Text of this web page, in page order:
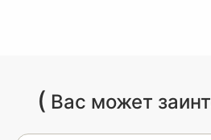
( Вас может